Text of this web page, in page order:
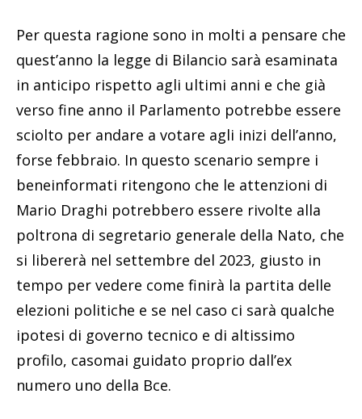
Per questa ragione sono in molti a pensare che
quest’anno la legge di Bilancio sarà esaminata
in anticipo rispetto agli ultimi anni e che già
verso fine anno il Parlamento potrebbe essere
sciolto per andare a votare agli inizi dell’anno,
forse febbraio. In questo scenario sempre i
beneinformati ritengono che le attenzioni di
Mario Draghi potrebbero essere rivolte alla
poltrona di segretario generale della Nato, che
si libererà nel settembre del 2023, giusto in
tempo per vedere come finirà la partita delle
elezioni politiche e se nel caso ci sarà qualche
ipotesi di governo tecnico e di altissimo
profilo, casomai guidato proprio dall’ex
numero uno della Bce.